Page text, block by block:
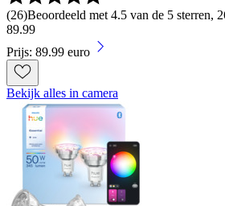
(26)Beoordeeld met 4.5 van de 5 sterren,
89.99
Prijs: 89.99 euro
Bekijk alles in camera